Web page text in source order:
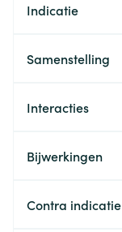
Indicatie
Samenstelling
Interacties
Bijwerkingen
Contra indicatie